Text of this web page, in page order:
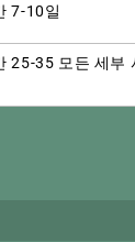
7-10일
25-35 모든 세부